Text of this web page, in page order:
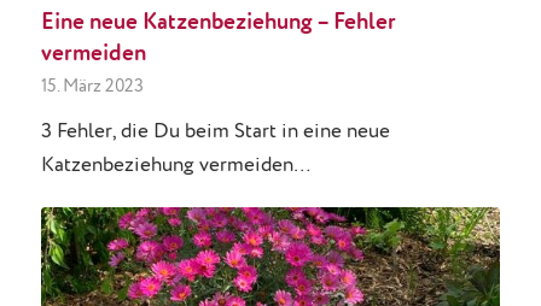
Eine neue Katzenbeziehung – Fehler
vermeiden
15. März 2023
3 Fehler, die Du beim Start in eine neue
Katzenbeziehung vermeiden…